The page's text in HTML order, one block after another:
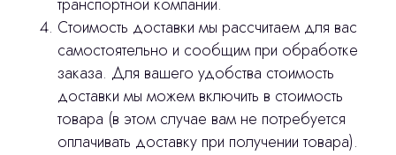
транспортной компании.
Стоимость доставки мы рассчитаем для вас
самостоятельно и сообщим при обработке
заказа. Для вашего удобства стоимость
доставки мы можем включить в стоимость
товара (в этом случае вам не потребуется
оплачивать доставку при получении товара).